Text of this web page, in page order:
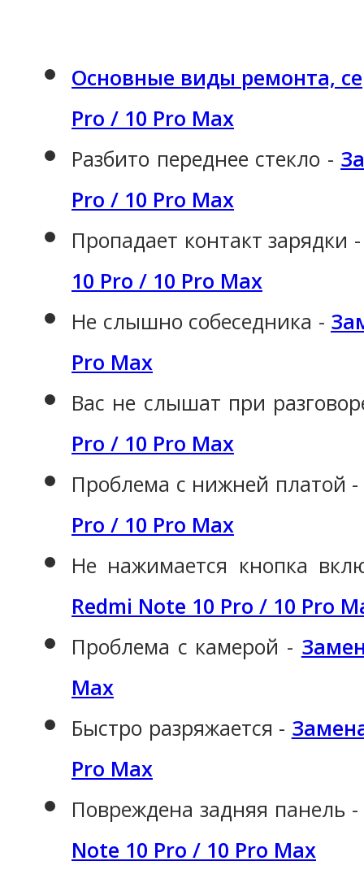
Основные виды ремонта,
Pro / 10 Pro Max
Разбито переднее стекло -
Pro / 10 Pro Max
Пропадает контакт зарядки
10 Pro / 10 Pro Max
Не слышно собеседника -
Pro Max
Вас не слышат при
Pro / 10 Pro Max
Проблема с нижней платой -
Pro / 10 Pro Max
Не нажимается кнопка
Redmi Note 10 Pro / 10 Pro
Проблема с камерой -
Max
Быстро разряжается -
Pro Max
Повреждена задняя панель
Note 10 Pro / 10 Pro Max